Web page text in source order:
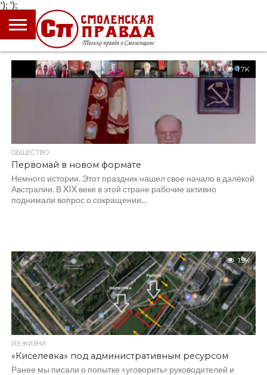
');
ГЛАВНАЯ
НОВОСТИ
ПРОИСШЕСТВИЯ
ПОЛИТИКА
КУЛЬТУРА
ЭКОНОМИКА
ОБЩЕСТВО
БЛОГИ
1.7K
ОБЩЕСТВО
Первомай в новом формате
Немного истории. Этот праздник нашел свое начало в далёкой
Австралии. В XIX веке в этой стране рабочие активно
поднимали вопрос о сокращении...
1.9K
ИЗ ЖИЗНИ
«Киселевка» под административным ресурсом
Ранее мы писали о попытке «уговорить» руководителей и
');